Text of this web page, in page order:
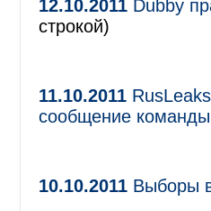
12.10.2011 Dubby
строкой)
11.10.2011
сообщение команды
10.10.2011 Выборы